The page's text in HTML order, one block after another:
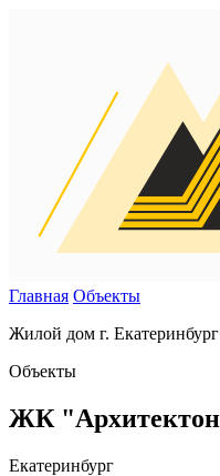
Главная Объекты
Жилой дом г. Екатеринбург
Объекты
ЖК
Екатеринбург